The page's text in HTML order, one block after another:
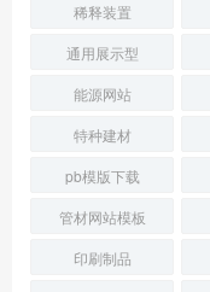
稀释装置
通用展示型
能源网站
特种建材
pb模版下载
管材网站模板
印刷制品